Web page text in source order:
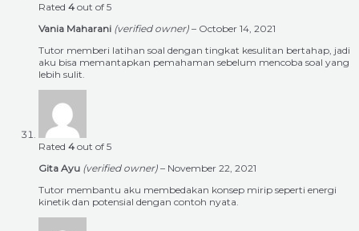
Rated 4 out of 5
Vania Maharani (verified owner) – October 14, 2021
Tutor memberi latihan soal dengan tingkat kesulitan bertahap, jadi
aku bisa memantapkan pemahaman sebelum mencoba soal yang
lebih sulit.
Rated 4 out of 5
Gita Ayu (verified owner) – November 22, 2021
Tutor membantu aku membedakan konsep mirip seperti energi
kinetik dan potensial dengan contoh nyata.